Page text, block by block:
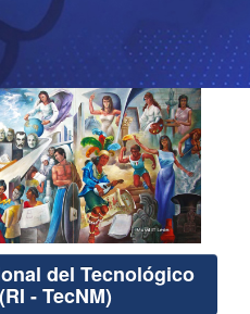
del Tecnológico
- TecNM)